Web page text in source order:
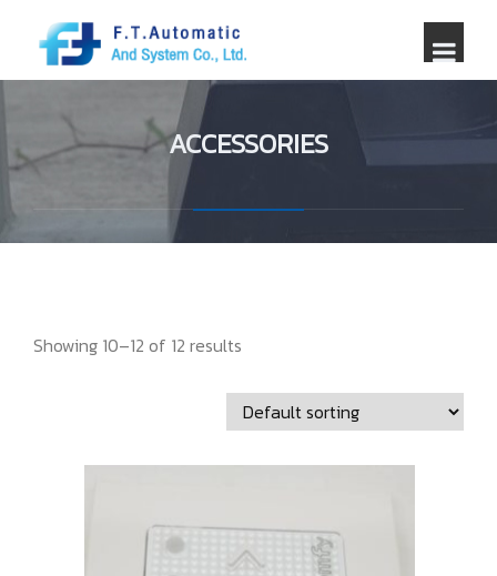
ACCESSORIES
Showing 10–12 of 12 results